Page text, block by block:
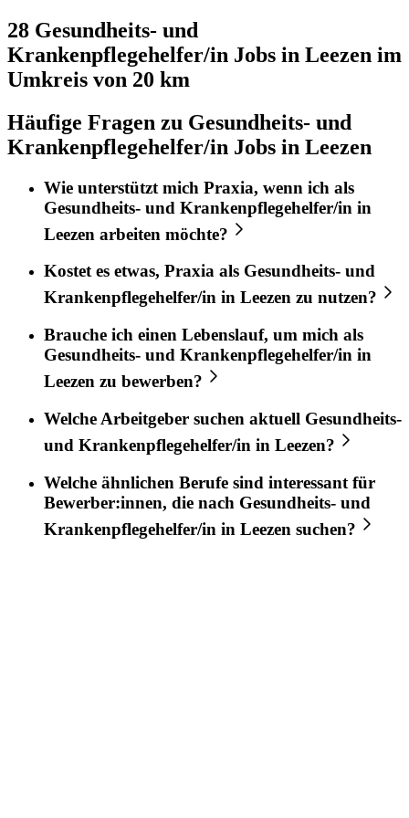
28 Gesundheits- und
Krankenpflegehelfer/in Jobs in Leezen im
Umkreis von 20 km
Häufige Fragen zu Gesundheits- und
Krankenpflegehelfer/in Jobs in Leezen
Wie unterstützt mich Praxia, wenn ich als
Gesundheits- und Krankenpflegehelfer/in in
Leezen arbeiten möchte?
Kostet es etwas, Praxia als Gesundheits- und
Krankenpflegehelfer/in in Leezen zu nutzen?
Brauche ich einen Lebenslauf, um mich als
Gesundheits- und Krankenpflegehelfer/in in
Leezen zu bewerben?
Welche Arbeitgeber suchen aktuell Gesundheits-
und Krankenpflegehelfer/in in Leezen?
Welche ähnlichen Berufe sind interessant für
Bewerber:innen, die nach Gesundheits- und
Krankenpflegehelfer/in in Leezen suchen?